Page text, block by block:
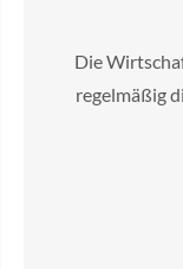
Die
regelmäßig